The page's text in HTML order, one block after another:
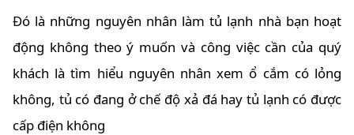
Đó là những nguyên nhân làm tủ lạnh nhà bạn hoạt
động không theo ý muốn và công việc cần của quý
khách là tìm hiểu nguyên nhân xem ổ cắm có lỏng
không, tủ có đang ở chế độ xả đá hay tủ lạnh có được
cấp điện không